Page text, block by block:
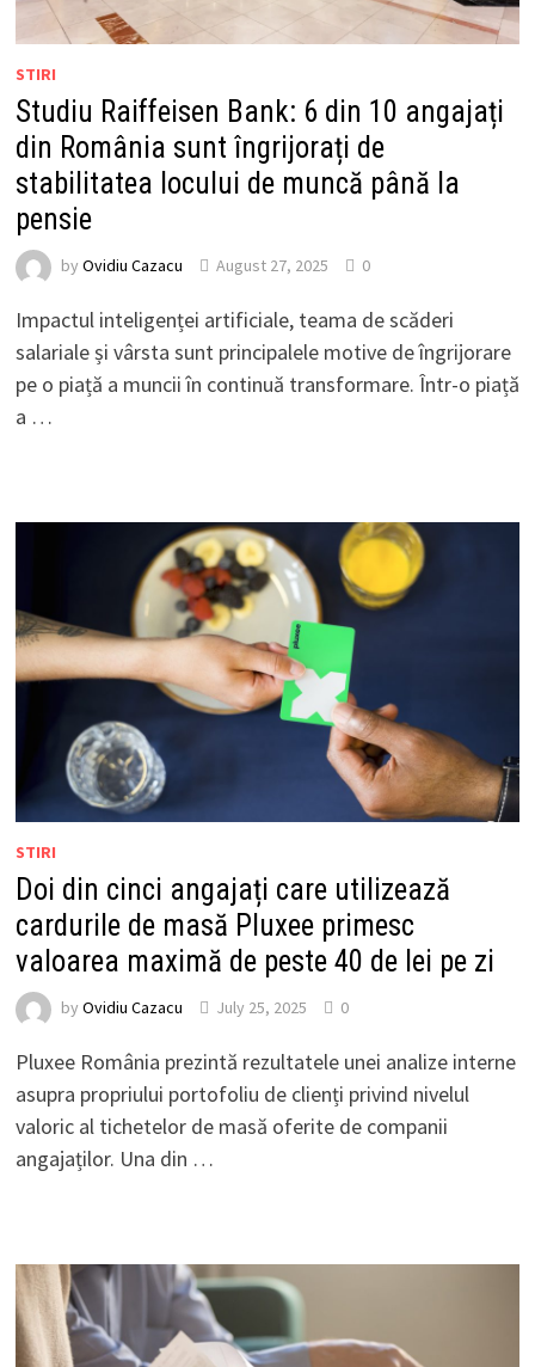
STIRI
Studiu Raiffeisen Bank: 6 din 10 angajați
din România sunt îngrijorați de
stabilitatea locului de muncă până la
pensie
by Ovidiu Cazacu August 27, 2025 0
Impactul inteligenței artificiale, teama de scăderi
salariale și vârsta sunt principalele motive de îngrijorare
pe o piață a muncii în continuă transformare. Într-o piață
a …
STIRI
Doi din cinci angajați care utilizează
cardurile de masă Pluxee primesc
valoarea maximă de peste 40 de lei pe zi
by Ovidiu Cazacu July 25, 2025 0
Pluxee România prezintă rezultatele unei analize interne
asupra propriului portofoliu de clienți privind nivelul
valoric al tichetelor de masă oferite de companii
angajaților. Una din …